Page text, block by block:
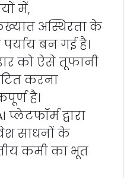
में,
अस्थिरता के
बन गई है।
को ऐसे तूफानी
करना
है।
द्वारा
साधनों के
कमी का भूत